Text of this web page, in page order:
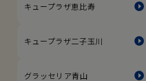
キュープラザ恵比寿
キュープラザ二子玉川
グラッセリア青山